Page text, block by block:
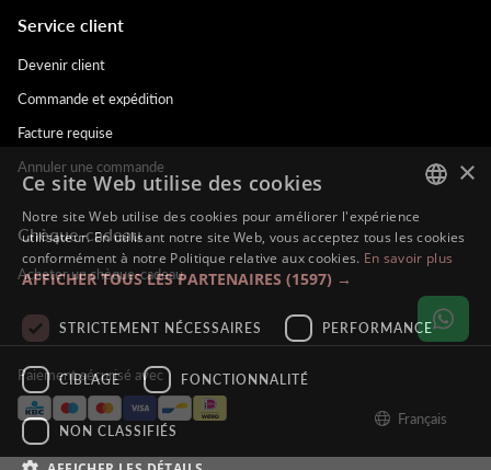
Service client
Devenir client
Commande et expédition
Facture requise
Annuler une commande
Chèque-cadeau
Acheter un chèque-cadeau
Paiement sécurisé avec
Français
DUTCH
ENGLISH
FRENCH
GERMAN
×
Ce site Web utilise des cookies
Notre site Web utilise des cookies pour améliorer l'expérience
utilisateur. En utilisant notre site Web, vous acceptez tous les cookies
conformément à notre Politique relative aux cookies. En savoir plus
AFFICHER TOUS LES PARTENAIRES (1597) →
STRICTEMENT NÉCESSAIRES PERFORMANCE
CIBLAGE FONCTIONNALITÉ
NON CLASSIFIÉS